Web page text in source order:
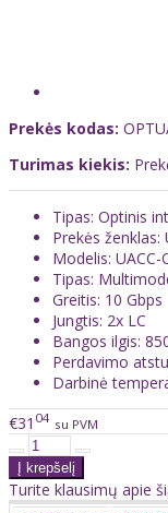
Prekės kodas:
Turimas kiekis:
Tipas: Optinis
Prekės ženklas:
Modelis:
Tipas:
Greitis: 10 Gbps
Jungtis: 2x LC
Bangos ilgis:
Perdavimo
Darbinė
€31 04 su PVM
Turite klausimų apie